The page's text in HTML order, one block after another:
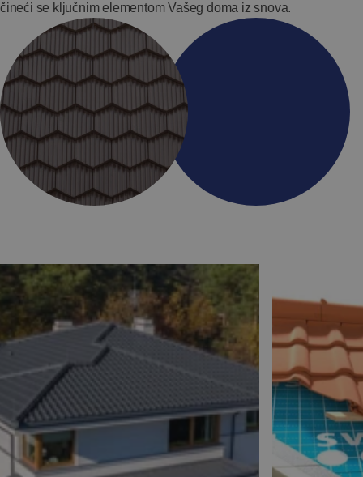
čineći se ključnim elementom Vašeg doma iz snova.